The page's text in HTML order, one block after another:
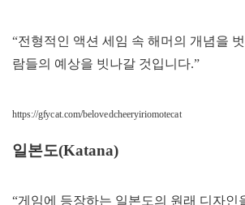
“전형적인 액션 세임 속 해머의 개념을
람들의 예상을 빗나갈 것입니다.”
https://gfycat.com/belovedcheeryiriomotecat
일본도(Katana)
“게임에 등장하는 일본도의 원래 디자인